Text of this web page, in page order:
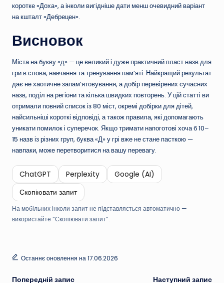
коротке «Доха», а інколи вигідніше дати менш очевидний варіант
на кшталт «Дебрецен».
Висновок
Міста на букву «д» — це великий і дуже практичний пласт назв для
гри в слова, навчання та тренування пам’яті. Найкращий результат
дає не хаотичне запам’ятовування, а добір перевірених сучасних
назв, поділ на регіони та кілька швидких повторень. У цій статті ви
отримали повний список із 80 міст, окремі добірки для дітей,
найсильніші короткі відповіді, а також правила, які допомагають
уникати помилок і суперечок. Якщо тримати напоготові хоча б 10–
15 назв із різних груп, буква «Д» у грі вже не стане пасткою —
навпаки, може перетворитися на вашу перевагу.
ChatGPT Perplexity
Google (AI)
Скопіювати запит
На мобільних інколи запит не підставляється автоматично —
використайте “Скопіювати запит”.
Останнє оновлення на 17.06.2026
Попередній запис Наступний запис